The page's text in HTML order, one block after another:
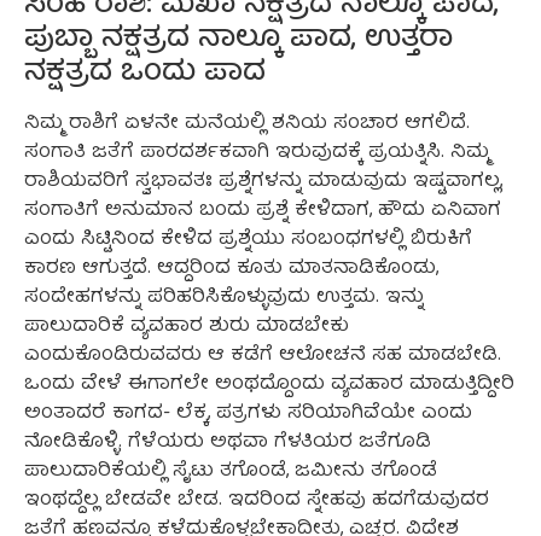
ಪುಬ್ಬಾ ನಕ್ಷತ್ರದ ನಾಲ್ಕೂ ಪಾದ, ಉತ್ತರಾ
ನಕ್ಷತ್ರದ ಒಂದು ಪಾದ
ನಿಮ್ಮ ರಾಶಿಗೆ ಏಳನೇ ಮನೆಯಲ್ಲಿ ಶನಿಯ ಸಂಚಾರ ಆಗಲಿದೆ.
ಸಂಗಾತಿ ಜತೆಗೆ ಪಾರದರ್ಶಕವಾಗಿ ಇರುವುದಕ್ಕೆ ಪ್ರಯತ್ನಿಸಿ. ನಿಮ್ಮ
ರಾಶಿಯವರಿಗೆ ಸ್ವಭಾವತಃ ಪ್ರಶ್ನೆಗಳನ್ನು ಮಾಡುವುದು ಇಷ್ಟವಾಗಲ್ಲ,
ಸಂಗಾತಿಗೆ ಅನುಮಾನ ಬಂದು ಪ್ರಶ್ನೆ ಕೇಳಿದಾಗ, ಹೌದು ಏನಿವಾಗ
ಎಂದು ಸಿಟ್ಟಿನಿಂದ ಕೇಳಿದ ಪ್ರಶ್ನೆಯು ಸಂಬಂಧಗಳಲ್ಲಿ ಬಿರುಕಿಗೆ
ಕಾರಣ ಆಗುತ್ತದೆ. ಆದ್ದರಿಂದ ಕೂತು ಮಾತನಾಡಿಕೊಂಡು,
ಸಂದೇಹಗಳನ್ನು ಪರಿಹರಿಸಿಕೊಳ್ಳುವುದು ಉತ್ತಮ. ಇನ್ನು
ಪಾಲುದಾರಿಕೆ ವ್ಯವಹಾರ ಶುರು ಮಾಡಬೇಕು
ಎಂದುಕೊಂಡಿರುವವರು ಆ ಕಡೆಗೆ ಆಲೋಚನೆ ಸಹ ಮಾಡಬೇಡಿ.
ಒಂದು ವೇಳೆ ಈಗಾಗಲೇ ಅಂಥದ್ದೊಂದು ವ್ಯವಹಾರ ಮಾಡುತ್ತಿದ್ದೀರಿ
ಅಂತಾದರೆ ಕಾಗದ- ಲೆಕ್ಕ, ಪತ್ರಗಳು ಸರಿಯಾಗಿವೆಯೇ ಎಂದು
ನೋಡಿಕೊಳ್ಳಿ. ಗೆಳೆಯರು ಅಥವಾ ಗೆಳತಿಯರ ಜತೆಗೂಡಿ
ಪಾಲುದಾರಿಕೆಯಲ್ಲಿ ಸೈಟು ತಗೊಂಡೆ, ಜಮೀನು ತಗೊಂಡೆ
ಇಂಥದ್ದೆಲ್ಲ ಬೇಡವೇ ಬೇಡ. ಇದರಿಂದ ಸ್ನೇಹವು ಹದಗೆಡುವುದರ